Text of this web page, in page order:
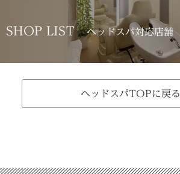
SHOP LISTヘッドスパ対応店舗
ヘッドスパTOPに戻る